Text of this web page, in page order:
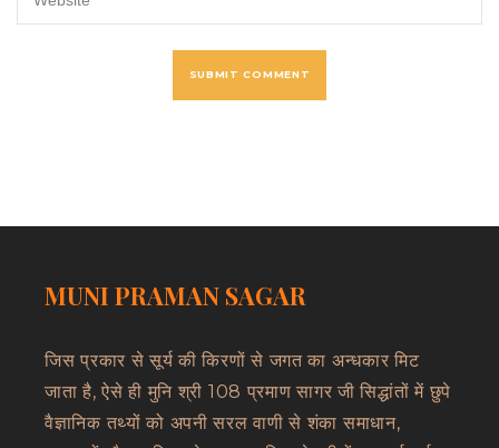
MUNI PRAMAN SAGAR
जिस प्रकार से सूर्य की किरणों से जगत का अन्धकार मिट
जाता है, ऐसे ही मुनि श्री 108 प्रमाण सागर जी सिद्धांतों में छुपे
वैज्ञानिक तथ्यों को अपनी सरल वाणी से शंका समाधान,